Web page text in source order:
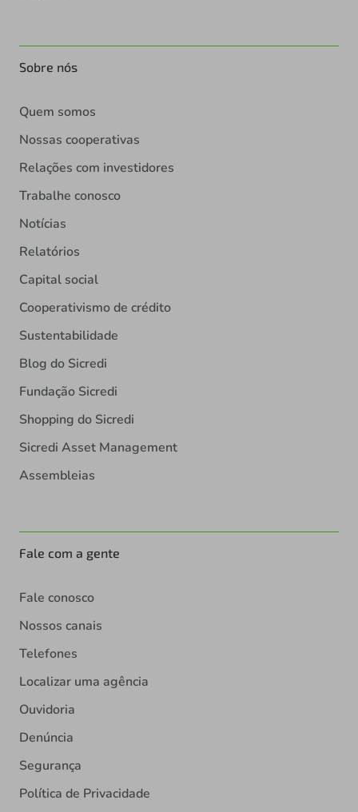
Sobre nós
Quem somos
Nossas cooperativas
Relações com investidores
Trabalhe conosco
Notícias
Relatórios
Capital social
Cooperativismo de crédito
Sustentabilidade
Blog do Sicredi
Fundação Sicredi
Shopping do Sicredi
Sicredi Asset Management
Assembleias
Fale com a gente
Fale conosco
Nossos canais
Telefones
Localizar uma agência
Ouvidoria
Denúncia
Segurança
Política de Privacidade